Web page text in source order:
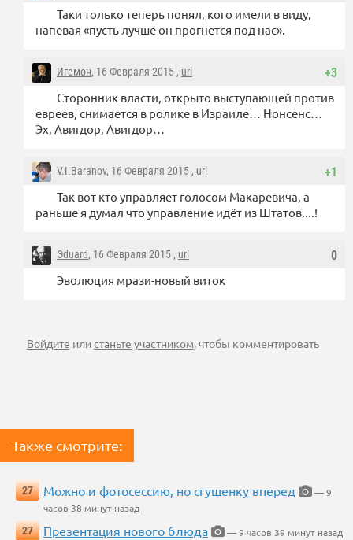
Таки только теперь понял, кого имели в виду,
напевая «пусть лучше он прогнется под нас».
+3
Игемон, 16 Февраля 2015 , url
Сторонник власти, открыто выступающей против
евреев, снимается в ролике в Израиле… Нонсенс…
Эх, Авигдор, Авигдор…
+1
V.I.Baranov, 16 Февраля 2015 , url
Так вот кто управляет голосом Макаревича, а
раньше я думал что управление идёт из Штатов....!
0
Эduard, 16 Февраля 2015 , url
Эволюция мрази-новый виток
Войдите илистаньте участником, чтобы комментировать
Также смотрите:
27 Можно и фотосессию, но сгущенку вперед
— 9
часов 38 минут назад
27
Презентация нового блюда
— 9 часов 39 минут назад